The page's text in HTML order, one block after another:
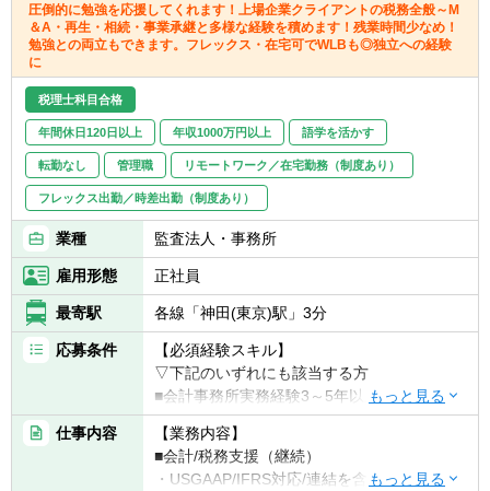
圧倒的に勉強を応援してくれます！上場企業クライアントの税務全般～M
＆A・再生・相続・事業承継と多様な経験を積めます！残業時間少なめ！
勉強との両立もできます。フレックス・在宅可でWLBも◎独立への経験
に
税理士科目合格
年間休日120日以上 年収1000万円以上 語学を活かす
転勤なし 管理職 リモートワーク／在宅勤務（制度あり）
フレックス出勤／時差出勤（制度あり）
業種 監査法人・事務所
雇用形態 正社員
最寄駅 各線「神田(東京)駅」3分
応募条件
【必須経験スキル】
▽下記のいずれにも該当する方
■会計事務所実務経験3～5年以上（法人税申
告書作成経験必須）
■税理士試験の3科目合格者以上（簿財+法人
or消費or相続）or公認会計士
仕事内容
【業務内容】
■会計/税務支援（継続）
・USGAAP/IFRS対応/連結を含む決算業務